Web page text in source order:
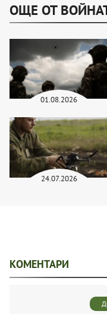
ОЩЕ ОТ
01.08.2026
24.07.2026
КОМЕНТАРИ